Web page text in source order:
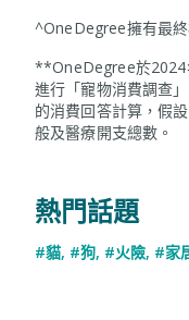
^OneDegree擁有最終
**OneDegree於2024
進行「寵物消費調查
的消費回答計算，假
般及醫療開支總數。
熱門話題
#貓, #狗, #火險, #家